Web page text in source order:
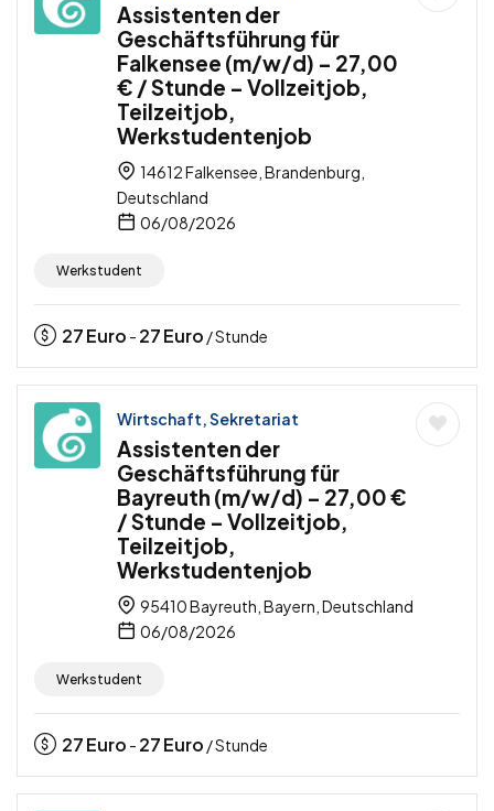
Assistenten der
Geschäftsführung für
Falkensee (m/w/d) – 27,00
€ / Stunde – Vollzeitjob,
Teilzeitjob,
Werkstudentenjob
14612 Falkensee, Brandenburg,
Deutschland
06/08/2026
Werkstudent
27Euro - 27Euro / Stunde
Wirtschaft, Sekretariat
Assistenten der
Geschäftsführung für
Bayreuth (m/w/d) – 27,00 €
/ Stunde – Vollzeitjob,
Teilzeitjob,
Werkstudentenjob
95410 Bayreuth, Bayern, Deutschland
06/08/2026
Werkstudent
27Euro - 27Euro / Stunde